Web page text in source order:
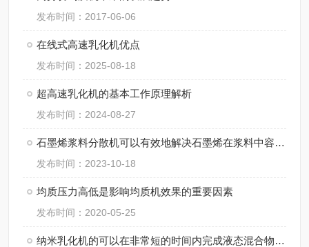
发布时间：2017-06-06
在线式高速乳化机优点
发布时间：2025-08-18
超高速乳化机的基本工作原理解析
发布时间：2024-08-27
石墨烯浆料分散机可以有效地解决石墨烯在浆料中容易团聚的问题
发布时间：2023-10-18
均质压力高低是影响均质机效果的重要因素
发布时间：2020-05-25
纳米乳化机的可以在非常短的时间内完成液态混合物的乳化